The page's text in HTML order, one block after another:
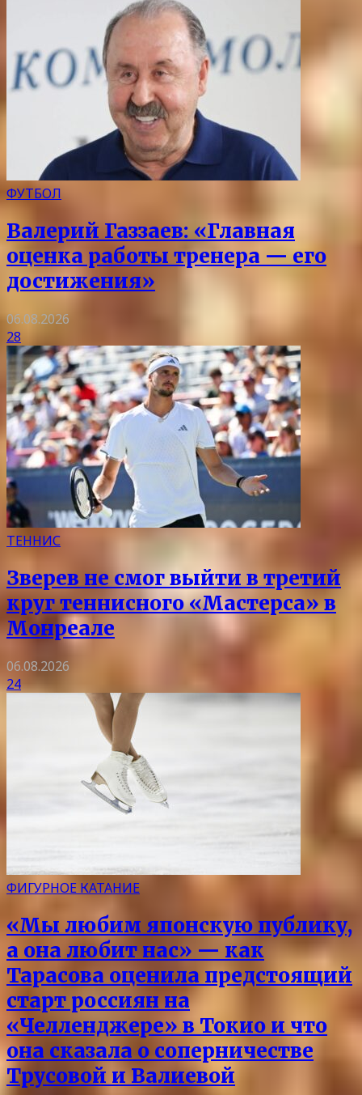
ФУТБОЛ
Валерий Газзаев: «Главная
оценка работы тренера — его
достижения»
06.08.2026
28
ТЕННИС
Зверев не смог выйти в третий
круг теннисного «Мастерса» в
Монреале
06.08.2026
24
ФИГУРНОЕ КАТАНИЕ
«Мы любим японскую публику,
а она любит нас» — как
Тарасова оценила предстоящий
старт россиян на
«Челленджере» в Токио и что
она сказала о соперничестве
Трусовой и Валиевой